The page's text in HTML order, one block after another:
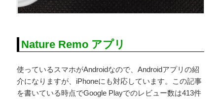
Nature Remo アプリ
使っているスマホがAndroidなので、Androidアプリの紹
介になりますが、iPhoneにも対応しています。この記事
を書いている時点でGoogle Playでのレビュー数は413件